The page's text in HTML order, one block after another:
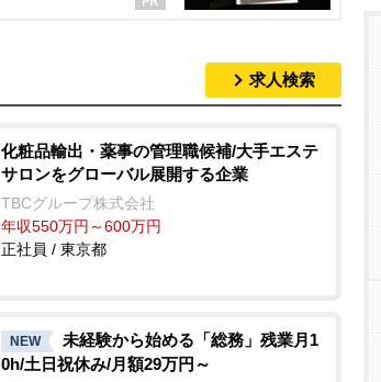
求人検索
化粧品輸出・薬事の管理職候補/大手エステ
サロンをグローバル展開する企業
TBCグループ株式会社
年収550万円～600万円
正社員 / 東京都
NEW
未経験から始める「総務」残業月1
0h/土日祝休み/月額29万円～